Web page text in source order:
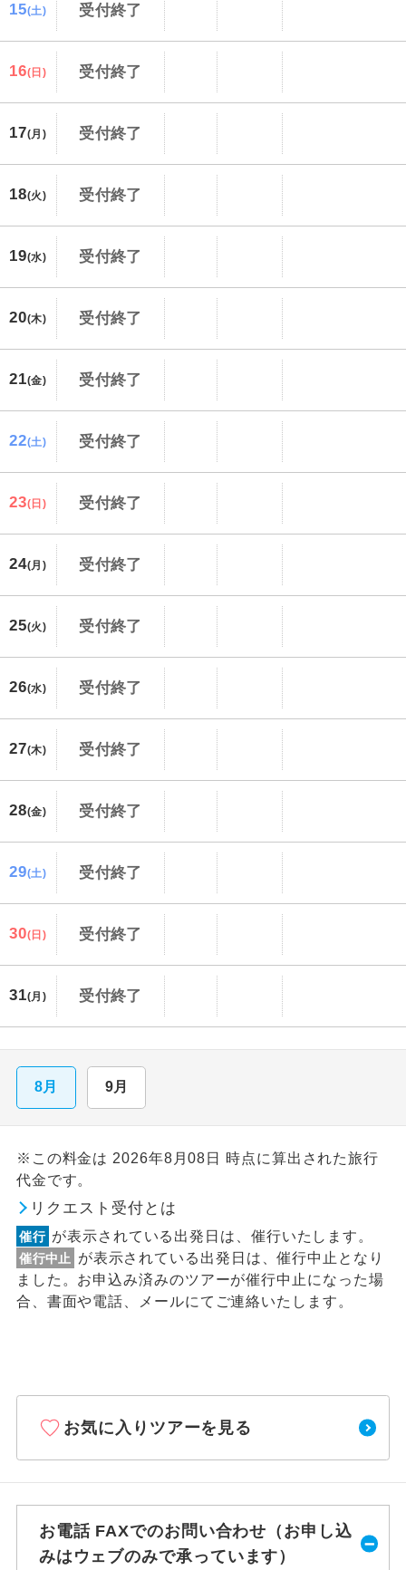
15(土) 受付終了
16(日) 受付終了
17(月) 受付終了
18(火) 受付終了
19(水) 受付終了
20(木) 受付終了
21(金) 受付終了
22(土) 受付終了
23(日) 受付終了
24(月) 受付終了
25(火) 受付終了
26(水) 受付終了
27(木) 受付終了
28(金) 受付終了
29(土) 受付終了
30(日) 受付終了
31(月) 受付終了
8月 9月
※この料金は 2026年8月08日 時点に算出された旅行
代金です。
リクエスト受付とは
催行 が表示されている出発日は、催行いたします。
催行中止
が表示されている出発日は、催行中止となり
ました。お申込み済みのツアーが催行中止になった場
合、書面や電話、メールにてご連絡いたします。
お気に入りツアーを見る
お電話 FAXでのお問い合わせ（お申し込
みはウェブのみで承っています）